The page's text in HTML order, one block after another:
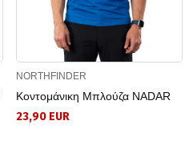
NORTHFINDER
Κοντομάνικη Μπλούζα NADAR
23,90 EUR